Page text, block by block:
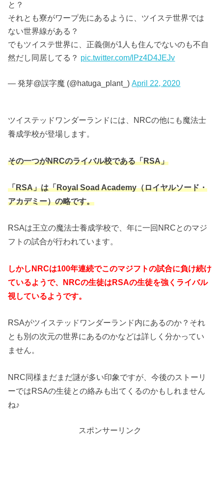
と？
それとも寮がワープ先にあるように、ツイステ世界では
ない世界線がある？
でもツイステ世界に、正義側が1人も住んでないのも不自
然だし同居してる？ pic.twitter.com/lPz4D4JEJv
— 発芽@誤字魔 (@hatuga_plant_)April 22, 2020
ツイステッドワンダーランドには、NRCの他にも魔法士
養成学校が登場します。
その一つがNRCのライバル校である「RSA」
「RSA」は「Royal Soad Academy（ロイヤルソード・
アカデミー）の略です。
RSAは王立の魔法士養成学校で、年に一回NRCとのマジ
フトの試合が行われています。
しかしNRCは100年連続でこのマジフトの試合に負け続け
ているようで、NRCの生徒はRSAの生徒を強くライバル
視しているようです。
RSAがツイステッドワンダーランド内にあるのか？それ
とも別の次元の世界にあるのかなどは詳しく分かってい
ません。
NRC同様まだまだ謎が多い印象ですが、今後のストーリ
ーではRSAの生徒との絡みも出てくるのかもしれません
ね♪
スポンサーリンク